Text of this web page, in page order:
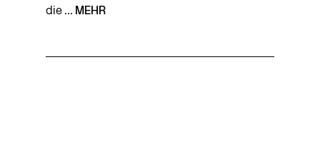
die ... MEHR